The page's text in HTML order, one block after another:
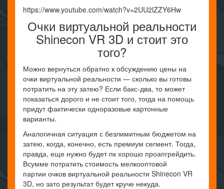
https://www.youtube.com/watch?v=2UU2lZZY6Hw
Очки виртуальной реальности
Shinecon VR 3D и стоит это
того?
Можно вернуться обратно к обсуждению цены на
очки виртуальной реальности — сколько вы готовы
потратить на эту затею? Если бакс-два, то может
показаться дорого и не стоит того, тогда на помощь
придут фактически одноразовые картонные
варианты.
Аналогичная ситуация с безлимитным бюджетом на
затею, когда, конечно, есть премиум сегмент. Тогда,
правда, еще нужно будет пк хорошо проапгрейдить.
Всумме потратить стоимость мелкооптовой
партии очков виртуальной реальности Shinecon VR
3D, но зато результат будет круче некуда.